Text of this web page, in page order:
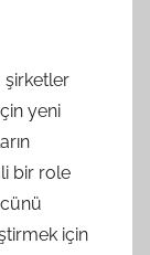
şirketler
yeni
bir role
için